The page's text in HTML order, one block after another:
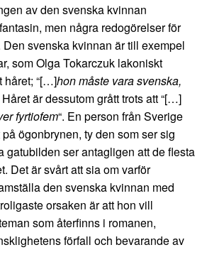
av den svenska kvinnan
men några redogörelser för
svenska kvinnan är till exempel
som Olga Tokarczuk lakoniskt
håret; “[…]hon måste vara svenska,
Håret är dessutom grått trots att “[…]
fyrtiofem“. En person från Sverige
ögonbrynen, ty den som ser sig
gatubilden ser antagligen att de flesta
Det är svårt att sia om varför
den svenska kvinnan med
orsaken är att hon vill
som återfinns i romanen,
förfall och bevarande av